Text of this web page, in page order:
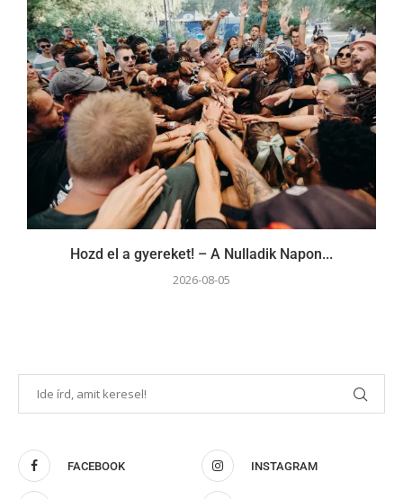
Hozd el a gyereket! – A Nulladik Napon...
2026-08-05
FACEBOOK INSTAGRAM